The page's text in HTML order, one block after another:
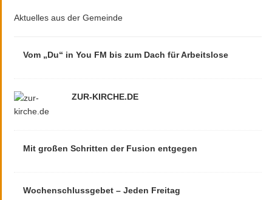
Aktuelles aus der Gemeinde
Vom „Du“ in You FM bis zum Dach für Arbeitslose
ZUR-KIRCHE.DE
Mit großen Schritten der Fusion entgegen
Wochenschlussgebet – Jeden Freitag